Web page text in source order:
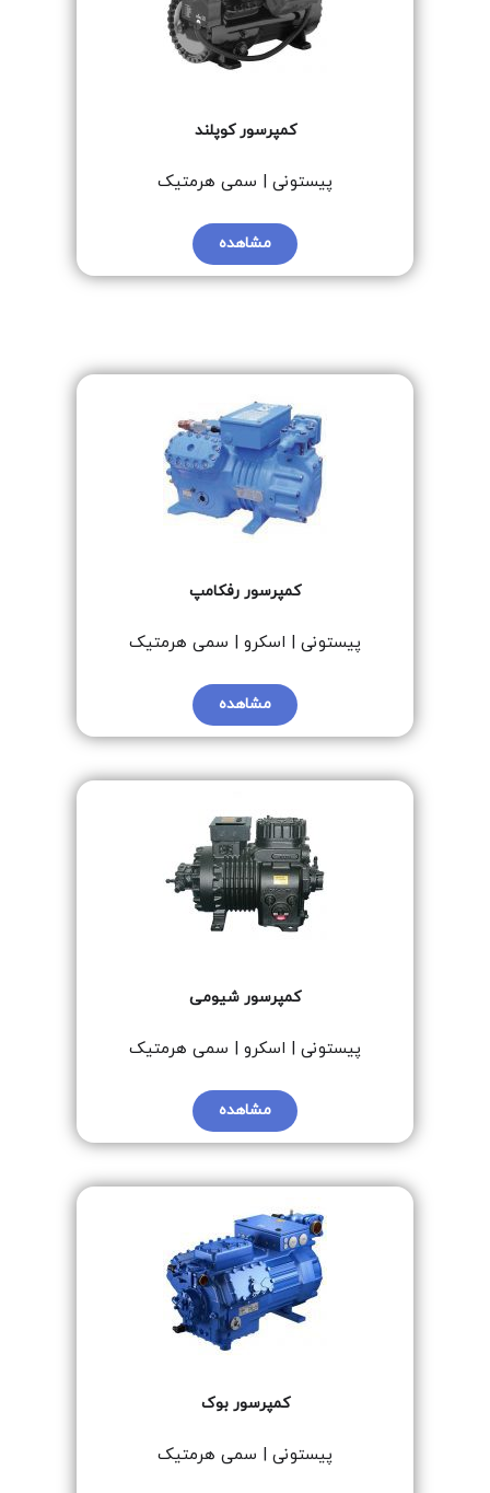
کمپرسور کوپلند
پیستونی | سمی هرمتیک
مشاهده
کمپرسور رفکامپ
پیستونی | اسکرو | سمی هرمتیک
مشاهده
کمپرسور شیومی
پیستونی | اسکرو | سمی هرمتیک
مشاهده
کمپرسور بوک
پیستونی | سمی هرمتیک